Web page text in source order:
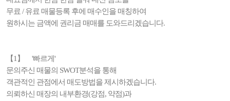
무료 / 유료 매물등록 후에 매수인을 매칭하여
원하시는 금액에 권리금 매매를 도와드리겠습니다.
【1】 '빠르게'
문의주신 매물의 SWOT분석을 통해
객관적인 관점에서 매도방법을 제시하겠습니다.
의뢰하신 매장의 내부환경(강점, 약점)과